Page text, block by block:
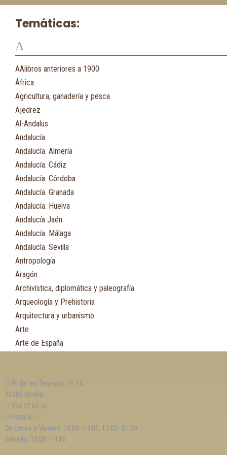
Temáticas:
A
AAlibros anteriores a 1900
África
Agricultura, ganadería y pesca
Ajedrez
Al-Andalus
Andalucía
Andalucía. Almería
Andalucía. Cádiz
Andalucía. Córdoba
Andalucía. Granada
Andalucía. Huelva
Andalucía Jaén
Andalucía. Málaga
Andalucía. Sevilla
Antropología
Aragón
Archivística, diplomática y paleografía
Arqueología y Prehistoria
Arquitectura y urbanismo
Arte
Arte de España
Asturias
Automovilismo, ciclismo y Motociclismo
Aviación y Aeronáutica
B
Pl. de los Terceros, nº 14,
41003 Sevilla
954 22 60 52
Horario:
De Lunes a Viernes: 10:00–14:00, 17:00–21:00
Sábado: 10:00–14:00